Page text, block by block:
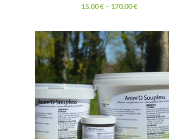
15.00€– 170.00€